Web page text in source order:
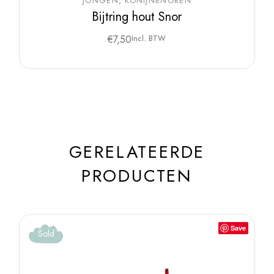
Bijtring hout Snor
€7,50Incl. BTW
GERELATEERDE
PRODUCTEN
Save
Sold